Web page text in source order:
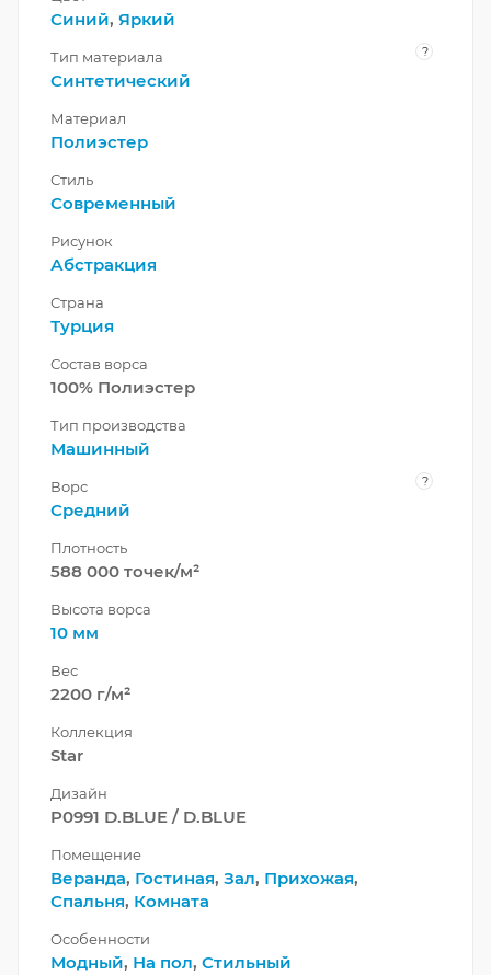
Синий, Яркий
Тип материала ?
Синтетический
Материал
Полиэстер
Стиль
Современный
Рисунок
Абстракция
Страна
Турция
Состав ворса
100% Полиэстер
Тип производства
Машинный
Ворс ?
Средний
Плотность
588 000 точек/м²
Высота ворса
10 мм
Вес
2200 г/м²
Коллекция
Star
Дизайн
P0991 D.BLUE / D.BLUE
Помещение
Веранда, Гостиная, Зал, Прихожая,
Спальня, Комната
Особенности
Модный, На пол, Стильный